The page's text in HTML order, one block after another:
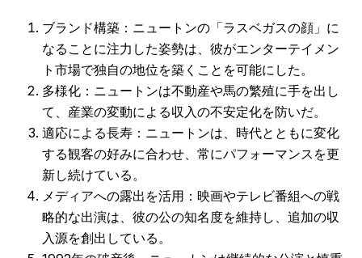
ブランド構築：ニュートンの「ラスベガスの顔」に
なることに注力した姿勢は、彼がエンターテイメン
ト市場で独自の地位を築くことを可能にした。
多様化：ニュートンは不動産や馬の繁殖に手を出し
て、産業の変動による収入の不安定化を防いだ。
適応による長寿：ニュートンは、時代とともに変化
する観客の好みに合わせ、常にパフォーマンスを更
新し続けている。
メディアへの露出を活用：映画やテレビ番組への戦
略的な出演は、彼の公の知名度を維持し、追加の収
入源を創出している。